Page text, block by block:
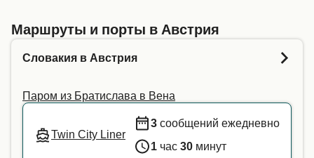
рейса! Успехов
Маршруты и порты в Австрия
Словакия в Австрия
Паром из Братислава в Вена
Twin City Liner
3 сообщений ежедневно
1 час 30 минут